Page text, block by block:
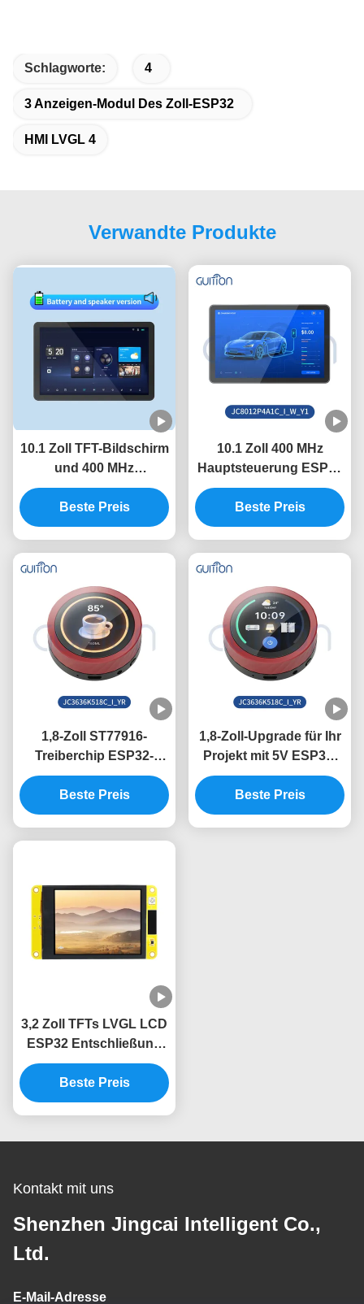
Schlagworte: 4
3 Anzeigen-Modul Des Zoll-ESP32
HMI LVGL 4
Verwandte Produkte
10.1 Zoll TFT-Bildschirm
und 400 MHz
Hauptsteuerungsfreque
nz im ESP32-
Displaymodul mit
2400-921600
Beste Preis
10.1 Zoll 400 MHz
Hauptsteuerung ESP32
Display Modul mit 320-
Zoll-Helligkeit und 800 *
1280 Auflösung bei
Beste Preis
1,8-Zoll ST77916-
Treiberchip ESP32-
Anzeigeeinheit für
industrielle
Steuerungssysteme
Beste Preis
1,8-Zoll-Upgrade für Ihr
Projekt mit 5V ESP32-
Displaymodul und
360*360 Auflösung
Beste Preis
3,2 Zoll TFTs LVGL LCD
ESP32 Entschließung
des Anzeigen-Modul-
240x320
Beste Preis
Kontakt mit uns
Shenzhen Jingcai Intelligent Co.,
Ltd.
E-Mail-Adresse